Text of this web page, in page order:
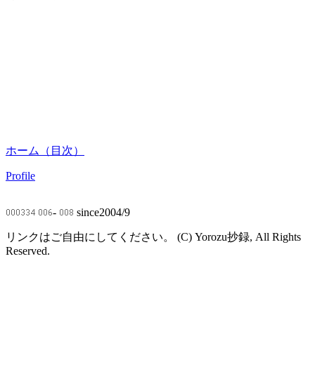
ホーム（目次）
Profile
- since2004/9
リンクはご自由にしてください。 (C) Yorozu抄録, All Rights
Reserved.